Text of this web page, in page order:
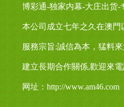
博彩通-独家内幕-大庄出货-
本公司成立七年之久在澳
服務宗旨:誠信為本，猛料
建立長期合作關係,歡迎來電
网址：http://www.am46.com